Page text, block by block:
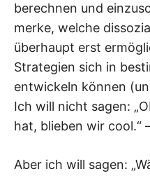
berechnen und
merke, welche
überhaupt erst
Strategien sich in
entwickeln können
Ich will nicht sagen:
hat, blieben wir cool.“
Aber ich will sagen: